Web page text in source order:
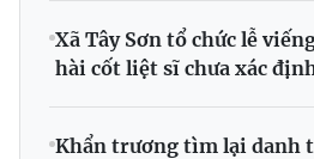
Xã Tây Sơn tổ chức lễ
hài cốt liệt sĩ chưa xác
Khẩn trương tìm lại danh